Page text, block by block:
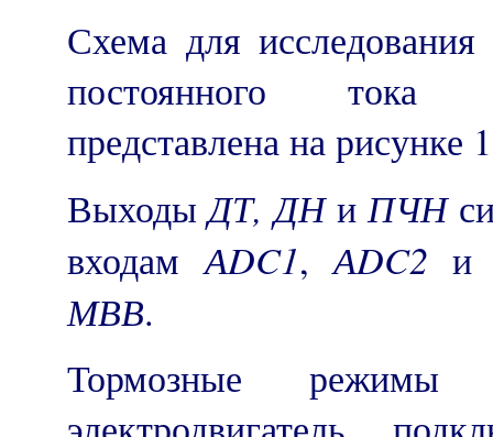
Схема для
постоянного тока
представлена на рисунке
ВыходыДТ, ДНиПЧН
входамАDC1,АDC2
МВВ.
Тормозные режимы